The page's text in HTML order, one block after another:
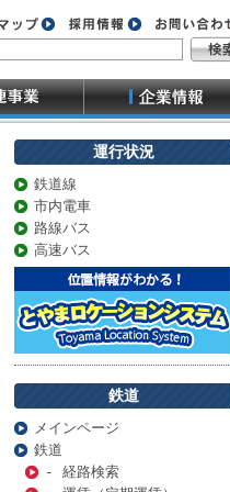
運行状況
鉄道線
市内電車
路線バス
高速バス
鉄道
メインページ
鉄道
- 経路検索